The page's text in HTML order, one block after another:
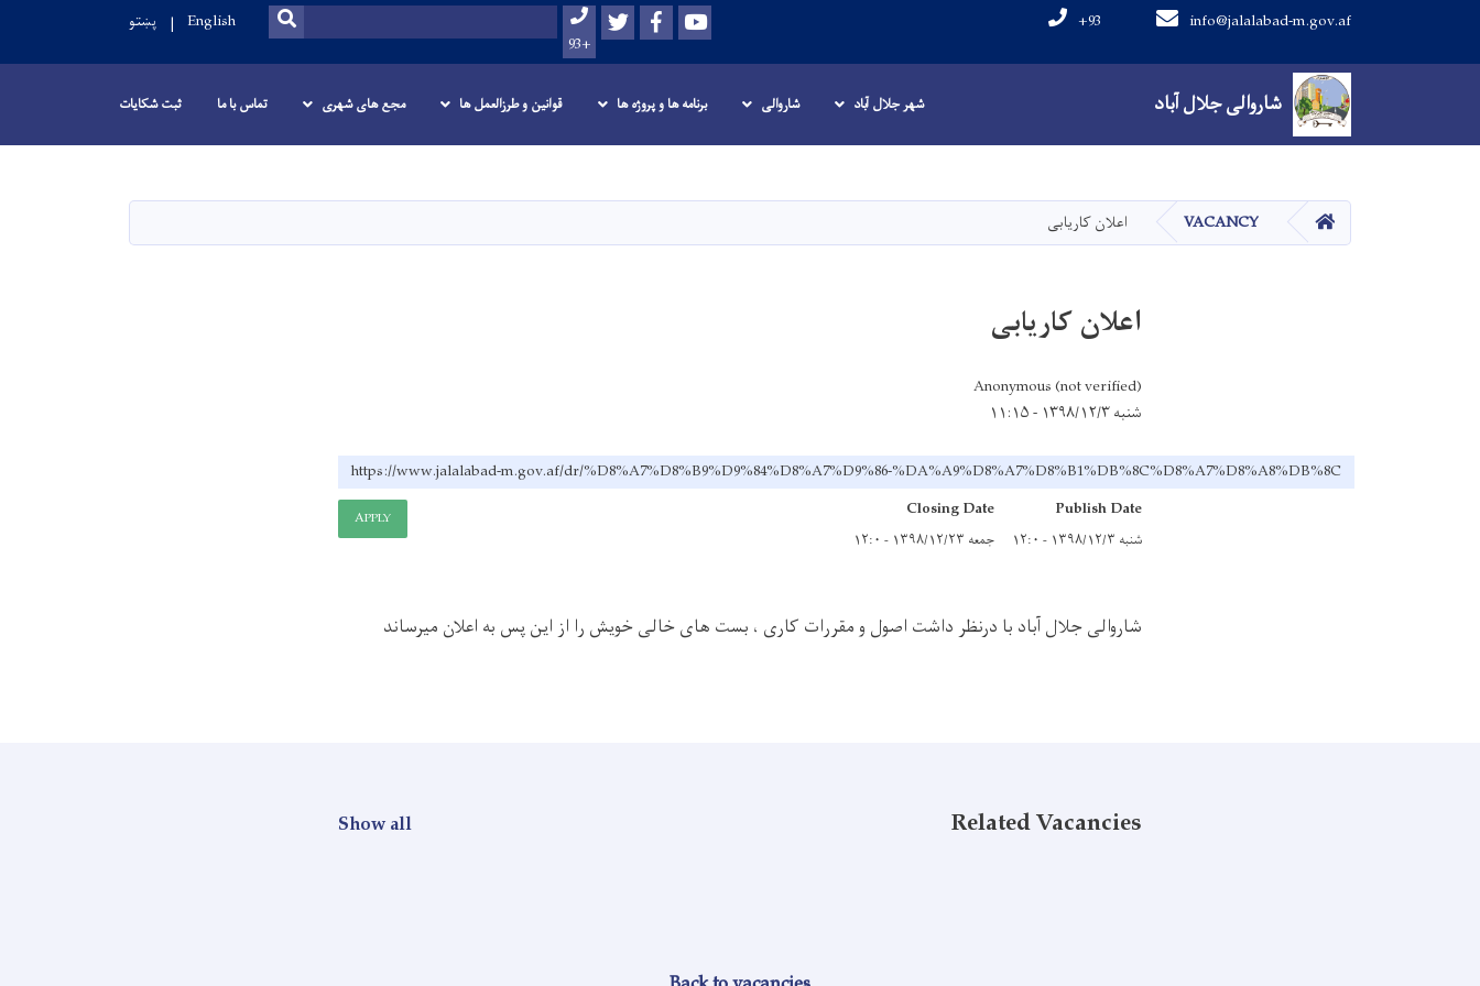
content
شاروالی جلال آباد
info@jalalabad-m.gov.af
+93
Youtube
Facebook
Twitter
+93
Search
SEARCH
English پښتو
Main navigation
شاروالی جلال آباد شهر جلال آباد شاروالی برنامه ها و پروژه ها قوانین و طرزالعمل ها مجع های شهری تماس با ما ثبت شکایات
صفحه اصلیVACANCY اعلان کاریابی
اعلان کاریابی
Anonymous (not verified)
شنبه ۱۳۹۸/۱۲/۳ - ۱۱:۱۵
https://www.jalalabad-m.gov.af/dr/%D8%A7%D8%B9%D9%84%D8%A7%D9%86-%DA%A9%D8%A7%D8%B1%DB%8C%D8%A7%D8%A8%DB%8C
Publish Date
شنبه ۱۳۹۸/۱۲/۳ - ۱۲:۰
Closing Date
جمعه ۱۳۹۸/۱۲/۲۳ - ۱۲:۰
APPLY
شاروالی جلال آباد با درنظر داشت اصول و مقررات کاری ، بست های خالی خویش را از این پس به اعلان میرساند
Related Vacancies
Show all